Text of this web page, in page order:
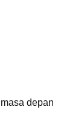
depan